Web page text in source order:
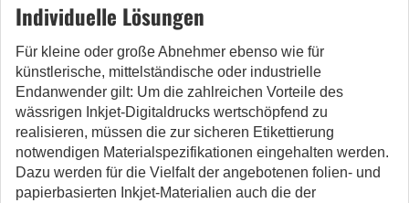
Individuelle Lösungen
Für kleine oder große Abnehmer ebenso wie für
künstlerische, mittelständische oder industrielle
Endanwender gilt: Um die zahlreichen Vorteile des
wässrigen Inkjet-Digitaldrucks wertschöpfend zu
realisieren, müssen die zur sicheren Etikettierung
notwendigen Materialspezifikationen eingehalten werden.
Dazu werden für die Vielfalt der angebotenen folien- und
papierbasierten Inkjet-Materialien auch die der